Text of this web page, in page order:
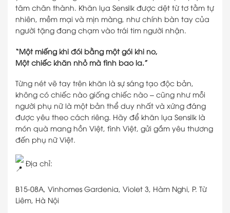
tâm chân thành. Khăn lụa Sensilk được dệt từ tơ tằm tự
nhiên, mềm mại và mịn màng, như chính bàn tay của
người tặng đang chạm vào trái tim người nhận.
“Một miếng khi đói bằng một gói khi no,
Một chiếc khăn nhỏ mà tình bao la.”
Từng nét vẽ tay trên khăn là sự sáng tạo độc bản,
không có chiếc nào giống chiếc nào – cũng như mỗi
người phụ nữ là một bản thể duy nhất và xứng đáng
được yêu theo cách riêng. Hãy để khăn lụa Sensilk là
món quà mang hồn Việt, tình Việt, gửi gắm yêu thương
đến phụ nữ Việt.
Địa chỉ:
B15-08A, Vinhomes Gardenia, Violet 3, Hàm Nghi, P. Từ
Liêm, Hà Nội